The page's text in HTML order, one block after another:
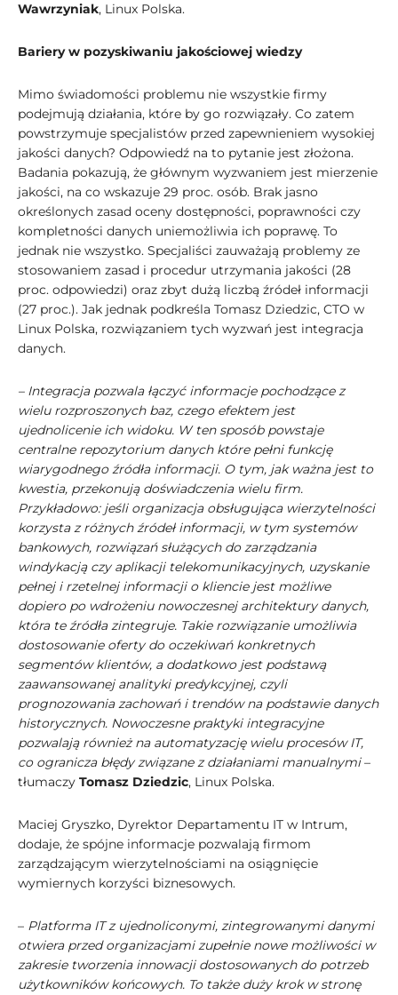
Wawrzyniak, Linux Polska.
Bariery w pozyskiwaniu jakościowej wiedzy
Mimo świadomości problemu nie wszystkie firmy
podejmują działania, które by go rozwiązały. Co zatem
powstrzymuje specjalistów przed zapewnieniem wysokiej
jakości danych? Odpowiedź na to pytanie jest złożona.
Badania pokazują, że głównym wyzwaniem jest mierzenie
jakości, na co wskazuje 29 proc. osób. Brak jasno
określonych zasad oceny dostępności, poprawności czy
kompletności danych uniemożliwia ich poprawę. To
jednak nie wszystko. Specjaliści zauważają problemy ze
stosowaniem zasad i procedur utrzymania jakości (28
proc. odpowiedzi) oraz zbyt dużą liczbą źródeł informacji
(27 proc.). Jak jednak podkreśla Tomasz Dziedzic, CTO w
Linux Polska, rozwiązaniem tych wyzwań jest integracja
danych.
– Integracja pozwala łączyć informacje pochodzące z
wielu rozproszonych baz, czego efektem jest
ujednolicenie ich widoku. W ten sposób powstaje
centralne repozytorium danych które pełni funkcję
wiarygodnego źródła informacji. O tym, jak ważna jest to
kwestia, przekonują doświadczenia wielu firm.
Przykładowo: jeśli organizacja obsługująca wierzytelności
korzysta z różnych źródeł informacji, w tym systemów
bankowych, rozwiązań służących do zarządzania
windykacją czy aplikacji telekomunikacyjnych, uzyskanie
pełnej i rzetelnej informacji o kliencie jest możliwe
dopiero po wdrożeniu nowoczesnej architektury danych,
która te źródła zintegruje. Takie rozwiązanie umożliwia
dostosowanie oferty do oczekiwań konkretnych
segmentów klientów, a dodatkowo jest podstawą
zaawansowanej analityki predykcyjnej, czyli
prognozowania zachowań i trendów na podstawie danych
historycznych. Nowoczesne praktyki integracyjne
pozwalają również na automatyzację wielu procesów IT,
co ogranicza błędy związane z działaniami manualnymi–
tłumaczy Tomasz Dziedzic, Linux Polska.
Maciej Gryszko, Dyrektor Departamentu IT w Intrum,
dodaje, że spójne informacje pozwalają firmom
zarządzającym wierzytelnościami na osiągnięcie
wymiernych korzyści biznesowych.
– Platforma IT z ujednoliconymi, zintegrowanymi danymi
otwiera przed organizacjami zupełnie nowe możliwości w
zakresie tworzenia innowacji dostosowanych do potrzeb
użytkowników końcowych. To także duży krok w stronę